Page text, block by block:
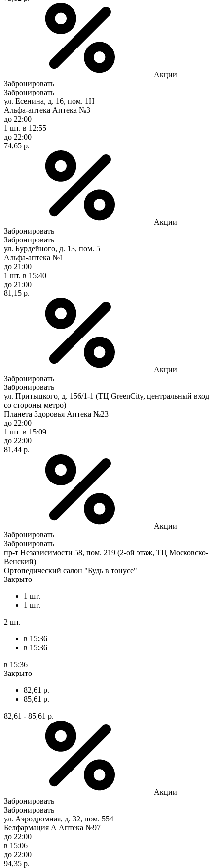
Акции
Забронировать
Забронировать
ул. Есенина, д. 16, пом. 1Н
Альфа-аптека Аптека №3
до 22:00
1 шт. в 12:55
до 22:00
74,65 р.
Акции
Забронировать
Забронировать
ул. Бурдейного, д. 13, пом. 5
Альфа-аптека №1
до 21:00
1 шт. в 15:40
до 21:00
81,15 р.
Акции
Забронировать
Забронировать
ул. Притыцкого, д. 156/1-1 (ТЦ GreenCity, центральный вход
со стороны метро)
Планета Здоровья Аптека №23
до 22:00
1 шт. в 15:09
до 22:00
81,44 р.
Акции
Забронировать
Забронировать
пр-т Независимости 58, пом. 219 (2-ой этаж, ТЦ Московско-
Венский)
Ортопедический салон "Будь в тонусе"
Закрыто
1 шт.
1 шт.
2 шт.
в 15:36
в 15:36
в 15:36
Закрыто
82,61 р.
85,61 р.
82,61 - 85,61 р.
Акции
Забронировать
Забронировать
ул. Аэродромная, д. 32, пом. 554
Белфармация А Аптека №97
до 22:00
в 15:06
до 22:00
94,35 р.